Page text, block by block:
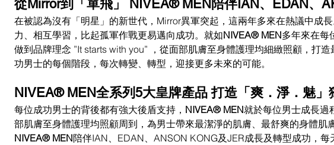
從Mirror到「單飛」 NIVEA® MEN陪伴IAN、EDAN、
在被認為沒有「明星」的新世代，Mirror異軍突起，這兩年多來在熱議中成
力、相互學習，比起孤軍作戰更易邁向成功。就如NIVEA® MEN多年來在每
做到品牌理念 ”It starts with you” ，從面部肌膚至身體護理均細緻照顧，打
功男士的每個階段，每次轉變、轉型，迎接更多未來的可能。
NIVEA® MEN全系列5大皇牌產品 打造「爽．淨．魅」
每位成功男士的背後都有強大後盾支持， NIVEA® MEN就於每位男士成長過
部肌膚至身體護理均照顧周到，為男士帶來最潔淨的肌膚、最舒爽的身體肌
NIVEA® MEN陪伴IAN、EDAN、ANSON KONG及JER成長及轉型成功，